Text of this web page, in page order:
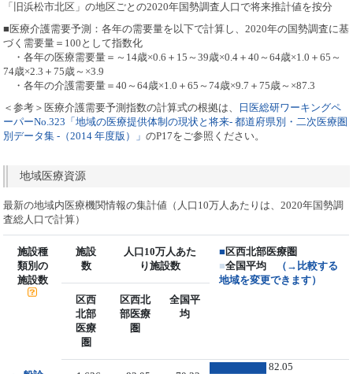
「旧浜松市北区」の地区ごとの2020年国勢調査人口で将来推計値を按分
■医療介護需要予測：各年の需要量を以下で計算し、2020年の国勢調査に基
づく需要量＝100として指数化
・各年の医療需要量＝～14歳×0.6＋15～39歳×0.4＋40～64歳×1.0＋65～
74歳×2.3＋75歳～×3.9
・各年の介護需要量＝40～64歳×1.0＋65～74歳×9.7＋75歳～×87.3
＜参考＞医療介護需要予測指数の計算式の根拠は、
日医総研ワーキングペ
ーパーNo.323「地域の医療提供体制の現状と将来- 都道府県別・二次医療圏
別データ集 -（2014 年度版）」のP17をご参照ください。
地域医療資源
最新の地域内医療機関情報の集計値（人口10万人あたりは、2020年国勢調
査総人口で計算）
施設種
類別の
施設数
施設
数
人口10万人あた
り施設数
■ 区西北部医療圏
■全国平均
（→比較する
地域を変更できます）
区西
北部
医療
圏
区西北
部医療
圏
全国平
均
82.05